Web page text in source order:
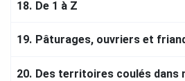
18. De 1 à Z
19. Pâturages, ouvriers et
20. Des territoires coulés dans